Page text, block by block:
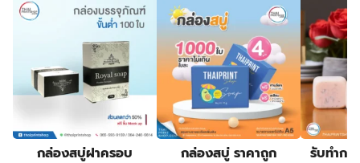
กล่องสบู่ฝาครอบ กล่องสบู่ ราคาถูก รับทำก